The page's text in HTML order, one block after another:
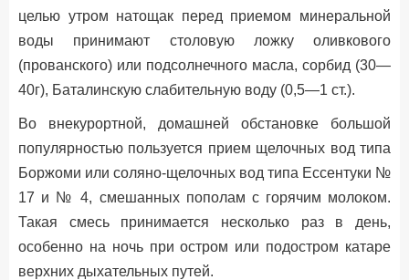
целью утром натощак перед приемом минеральной
воды принимают столовую ложку оливкового
(прованского) или подсолнечного масла, сорбид (30—
40г), Баталинскую слабительную воду (0,5—1 ст.).
Во внекурортной, домашней обстановке большой
популярностью пользуется прием щелочных вод типа
Боржоми или соляно-щелочных вод типа Ессентуки №
17 и № 4, смешанных пополам с горячим молоком.
Такая смесь принимается несколько раз в день,
особенно на ночь при остром или подостром катаре
верхних дыхательных путей.